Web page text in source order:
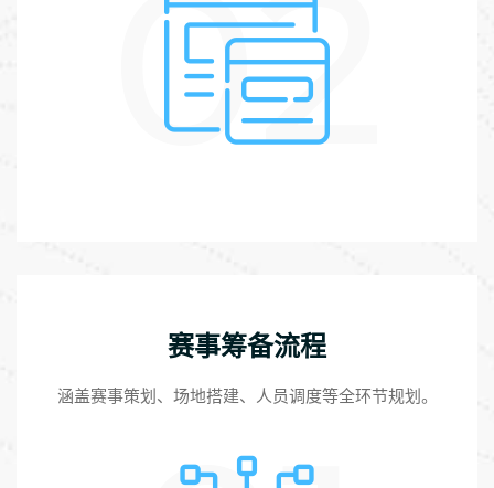
02
赛事筹备流程
涵盖赛事策划、场地搭建、人员调度等全环节规划。